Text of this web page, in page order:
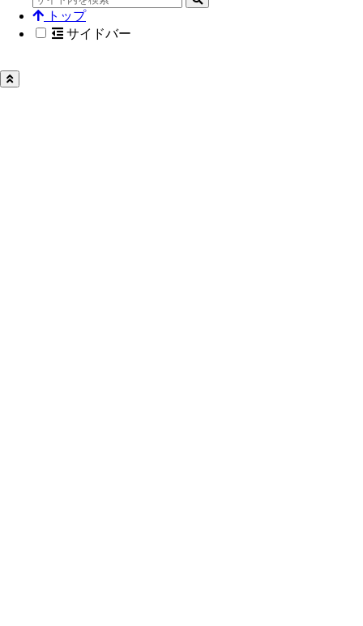
トップ
サイドバー